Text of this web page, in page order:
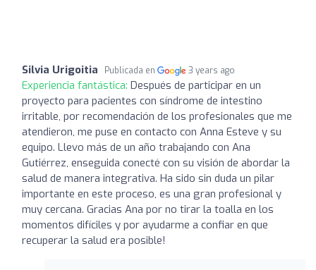
Silvia Urigoitia Publicada en 3 years ago
Experiencia fantástica: Después de participar en un
proyecto para pacientes con síndrome de intestino
irritable, por recomendación de los profesionales que me
atendieron, me puse en contacto con Anna Esteve y su
equipo. Llevo más de un año trabajando con Ana
Gutiérrez, enseguida conecté con su visión de abordar la
salud de manera integrativa. Ha sido sin duda un pilar
importante en este proceso, es una gran profesional y
muy cercana. Gracias Ana por no tirar la toalla en los
momentos difíciles y por ayudarme a confiar en que
recuperar la salud era posible!